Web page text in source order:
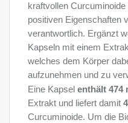
kraftvollen
positiven Eigenschaften
verantwortlich. Ergänzt
Kapseln mit einem
welches dem Körper
aufzunehmen und zu
Eine Kapsel enthält 474
Extrakt und liefert damit
Curcuminoide. Um die